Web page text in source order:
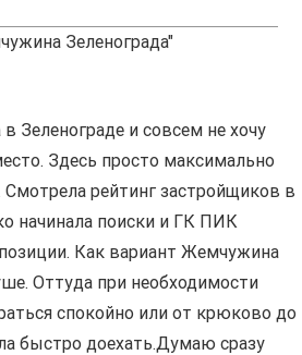
Зеленограда"
Зеленограде и совсем не хочу
Здесь просто максимально
рейтинг застройщиков в
начинала поиски и ГК ПИК
Как вариант Жемчужина
Оттуда при необходимости
спокойно или от крюково до
быстро доехать.Думаю сразу